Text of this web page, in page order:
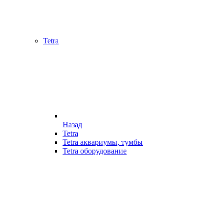
Tetra
Назад
Tetra
Tetra аквариумы, тумбы
Tetra оборудование